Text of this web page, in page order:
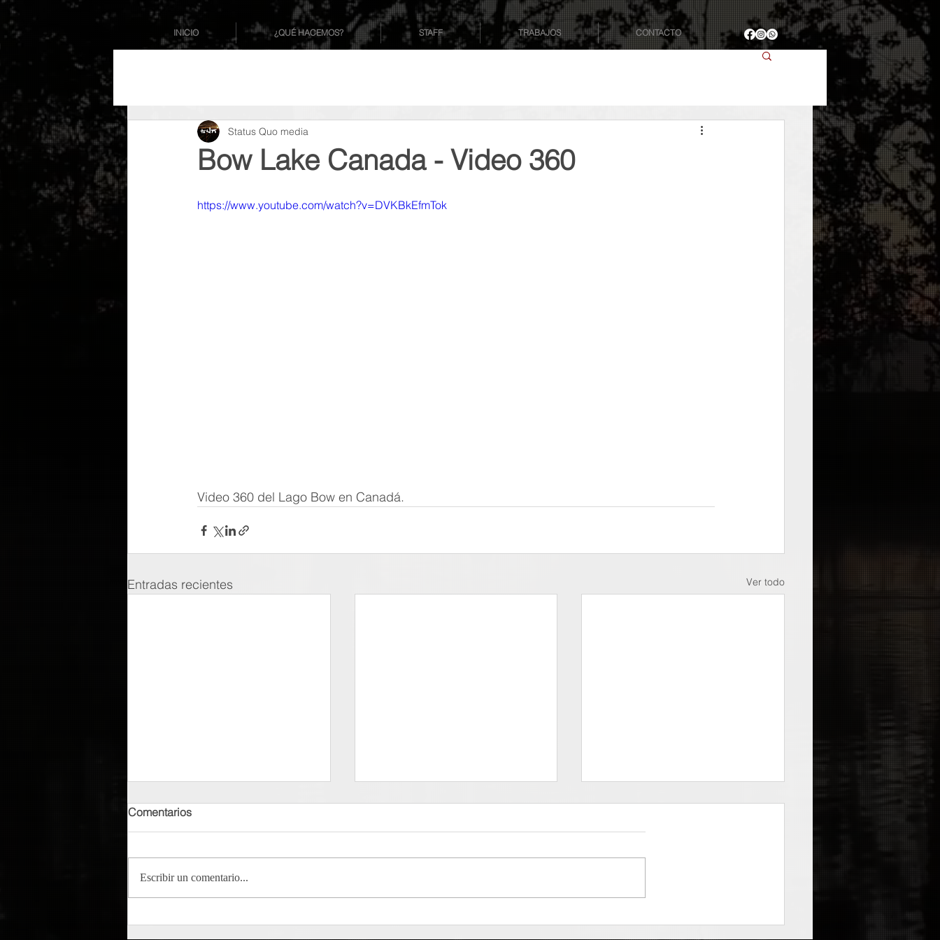
INICIO ¿QUÉ HACEMOS? STAFF TRABAJOS CONTACTO
Bow Lake Canada - Video 360
Status Quo media
https://www.youtube.com/watch?v=DVKBkEfmTok
Video 360 del Lago Bow en Canadá.
Entradas recientes Ver todo
en NY)
Comentarios
Escribir un comentario...